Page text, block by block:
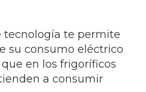
tecnología te permite
su consumo eléctrico
en los frigoríficos
a consumir